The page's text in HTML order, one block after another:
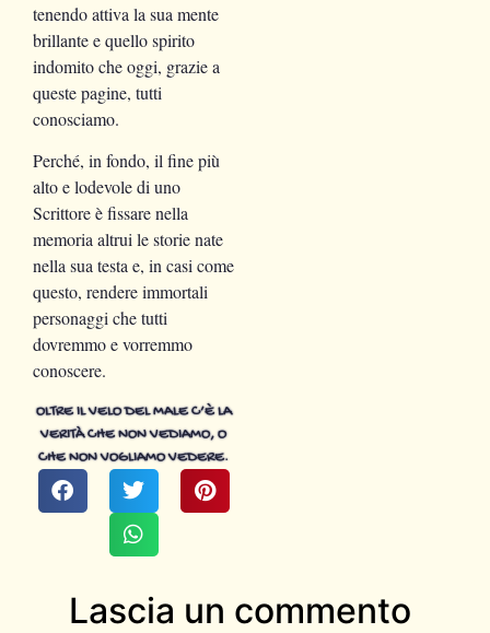
OLTRE IL VELO DEL MALE C’È LA
VERITÀ CHE NON VEDIAMO, O
CHE NON VOGLIAMO VEDERE.
tenendo attiva la sua mente
brillante e quello spirito
indomito che oggi, grazie a
queste pagine, tutti
conosciamo.
Perché, in fondo, il fine più
alto e lodevole di uno
Scrittore è fissare nella
memoria altrui le storie nate
nella sua testa e, in casi come
questo, rendere immortali
personaggi che tutti
dovremmo e vorremmo
conoscere.
Lascia un commento